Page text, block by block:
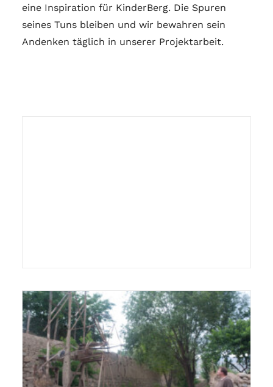
eine Inspiration für KinderBerg. Die Spuren
seines Tuns bleiben und wir bewahren sein
Andenken täglich in unserer Projektarbeit.